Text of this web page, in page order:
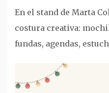
En el stand de Marta
costura creativa:
fundas, agendas,